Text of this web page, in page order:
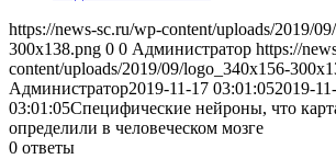
https://news-sc.ru/wp-content/uploads/2019/
300x138.png 0 0 Администратор https://
content/uploads/2019/09/logo_340x156-
Администратор2019-11-17 03:01:052019-
03:01:05Специфические нейроны, что
определили в человеческом мозге
0 ответы